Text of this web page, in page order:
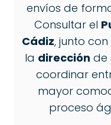
envíos de
Consultar el
Cádiz, junto con
la dirección de
coordinar
mayor
proceso